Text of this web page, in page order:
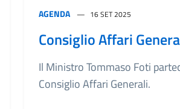
AGENDA 16 SET 2025
Consiglio Affari
Il Ministro Tommaso Foti
Consiglio Affari Generali.